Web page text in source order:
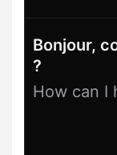
Bonjour,
?
How can I